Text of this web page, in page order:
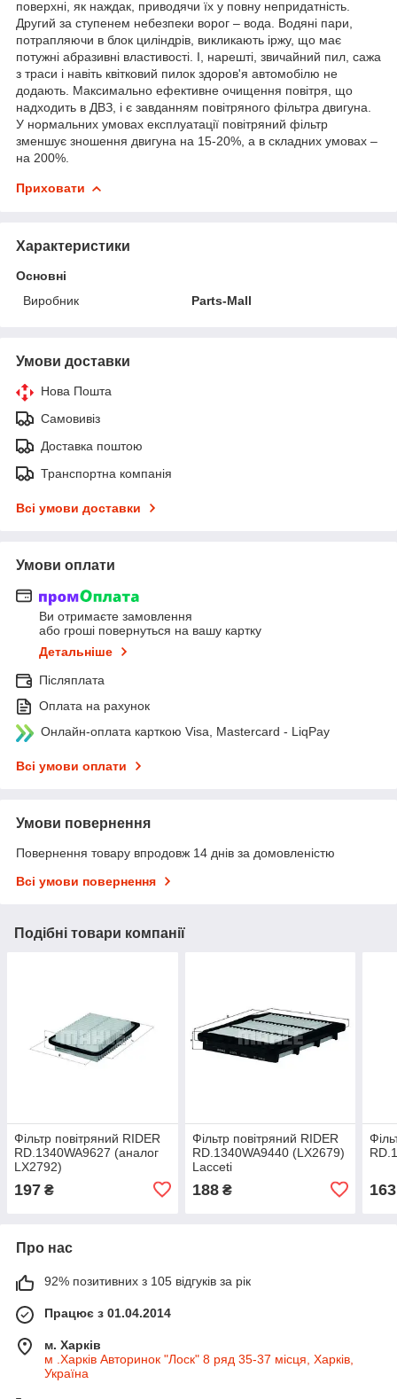
поверхні, як наждак, приводячи їх у повну непридатність.
Другий за ступенем небезпеки ворог – вода. Водяні пари,
потрапляючи в блок циліндрів, викликають іржу, що має
потужні абразивні властивості. І, нарешті, звичайний пил, сажа
з траси і навіть квітковий пилок здоров'я автомобілю не
додають. Максимально ефективне очищення повітря, що
надходить в ДВЗ, і є завданням повітряного фільтра двигуна.
У нормальних умовах експлуатації повітряний фільтр
зменшує зношення двигуна на 15-20%, а в складних умовах –
на 200%.
Приховати
Характеристики
Основні
Виробник
Parts-Mall
Умови доставки
Нова Пошта
Самовивіз
Доставка поштою
Транспортна компанія
Всі умови доставки
Умови оплати
Ви отримаєте замовлення
або гроші повернуться на вашу картку
Детальніше
Післяплата
Оплата на рахунок
Онлайн-оплата карткою Visa, Mastercard - LiqPay
Всі умови оплати
Умови повернення
Повернення товару впродовж 14 днів за домовленістю
Всі умови повернення
Подібні товари компанії
Фільтр повітряний RIDER
RD.1340WA9627 (аналог
LX2792)
197 ₴
Фільтр повітряний RIDER
RD.1340WA9440 (LX2679)
Lacceti
188₴ 163
Про нас
92% позитивних з 105 відгуків за рік
Працює з 01.04.2014
м. Харків
м .Харків Авторинок "Лоск" 8 ряд 35-37 місця, Харків,
Україна